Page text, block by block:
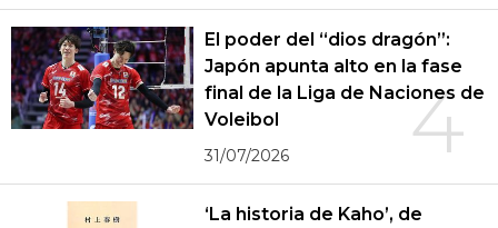
4
El poder del “dios dragón”:
Japón apunta alto en la fase
final de la Liga de Naciones de
Voleibol
31/07/2026
‘La historia de Kaho’, de